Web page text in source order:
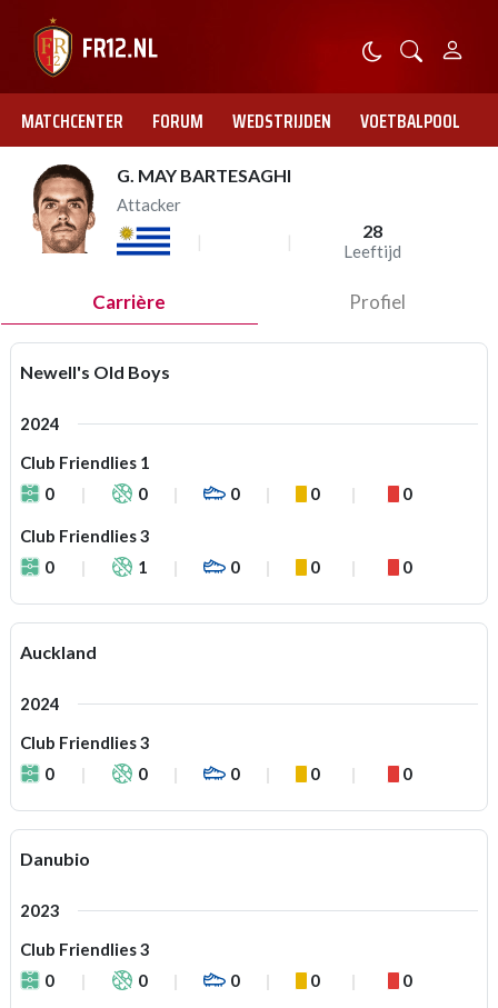
MATCHCENTER FORUM WEDSTRIJDEN VOETBALPOOL
G. MAY BARTESAGHI
Attacker
28
Leeftijd
Carrière Profiel
Newell's Old Boys
2024
Club Friendlies 1
0
0 0 0 0
Club Friendlies 3
0
1 0 0 0
Auckland
2024
Club Friendlies 3
0
0 0 0 0
Danubio
2023
Club Friendlies 3
0
0 0 0 0